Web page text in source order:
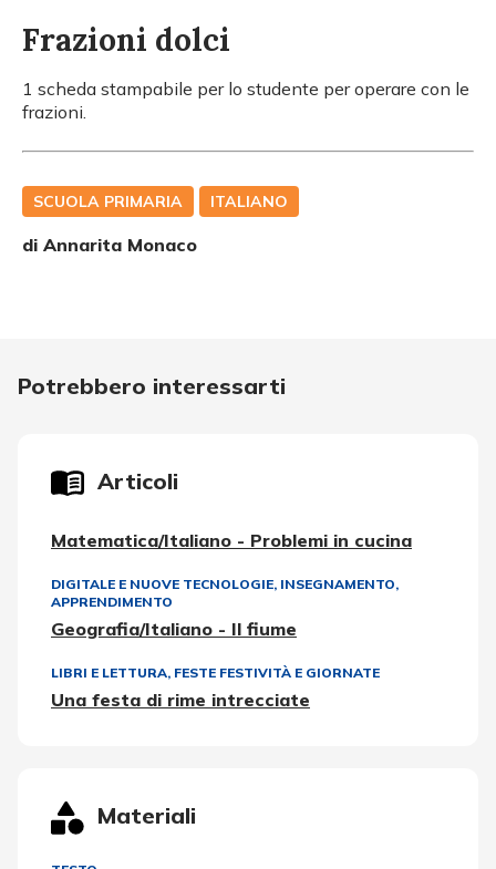
Frazioni dolci
1 scheda stampabile per lo studente per operare con le
frazioni.
SCUOLA PRIMARIA ITALIANO
di Annarita Monaco
Potrebbero interessarti
Articoli
Matematica/Italiano - Problemi in cucina
DIGITALE E NUOVE TECNOLOGIE, INSEGNAMENTO,
APPRENDIMENTO
Geografia/Italiano - Il fiume
LIBRI E LETTURA, FESTE FESTIVITÀ E GIORNATE
Una festa di rime intrecciate
Materiali